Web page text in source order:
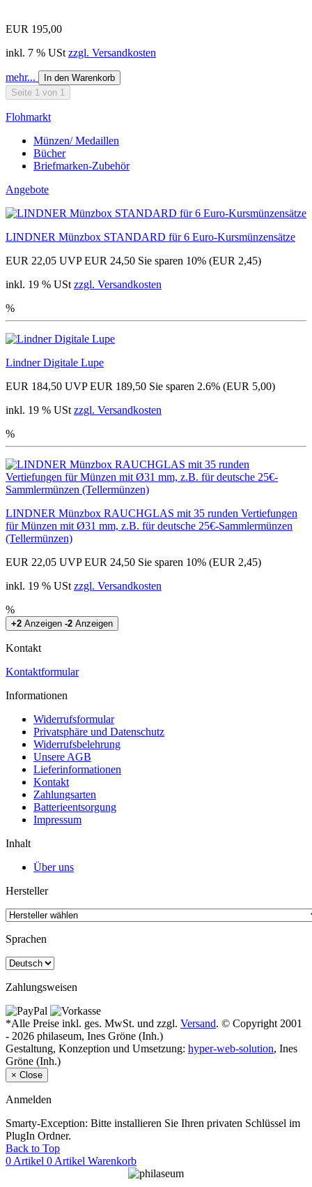
EUR 195,00
inkl. 7 % USt zzgl. Versandkosten
mehr...
In den Warenkorb
Seite 1 von 1
Flohmarkt
Münzen/ Medaillen
Bücher
Briefmarken-Zubehör
Angebote
LINDNER Münzbox STANDARD für 6 Euro-Kursmünzensätze
EUR 22,05 UVP EUR 24,50 Sie sparen 10% (EUR 2,45)
inkl. 19 % USt zzgl. Versandkosten
%
Lindner Digitale Lupe
EUR 184,50 UVP EUR 189,50 Sie sparen 2.6% (EUR 5,00)
inkl. 19 % USt zzgl. Versandkosten
%
LINDNER Münzbox RAUCHGLAS mit 35 runden Vertiefungen
für Münzen mit Ø31 mm, z.B. für deutsche 25€-Sammlermünzen
(Tellermünzen)
EUR 22,05 UVP EUR 24,50 Sie sparen 10% (EUR 2,45)
inkl. 19 % USt zzgl. Versandkosten
%
+2 Anzeigen -2 Anzeigen
Kontakt
Kontaktformular
Informationen
Widerrufsformular
Privatsphäre und Datenschutz
Widerrufsbelehrung
Unsere AGB
Lieferinformationen
Kontakt
Zahlungsarten
Batterieentsorgung
Impressum
Inhalt
Über uns
Hersteller
Sprachen
Zahlungsweisen
*Alle Preise inkl. ges. MwSt. und zzgl. Versand. © Copyright 2001
- 2026 philaseum, Ines Gröne (Inh.)
Gestaltung, Konzeption und Umsetzung: hyper-web-solution, Ines
Gröne (Inh.)
× Close
Anmelden
Smarty-Exception: Bitte installieren Sie Ihren privaten Schlüssel im
PlugIn Ordner.
Back to Top
0 Artikel 0 Artikel Warenkorb